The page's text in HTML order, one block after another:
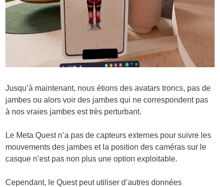
Jusqu’à maintenant, nous étions des avatars troncs, pas de
jambes ou alors voir des jambes qui ne correspondent pas
à nos vraies jambes est très perturbant.
Le Meta Quest n’a pas de capteurs externes pour suivre les
mouvements des jambes et la position des caméras sur le
casque n’est pas non plus une option exploitable.
Cependant, le Quest peut utiliser d’autres données